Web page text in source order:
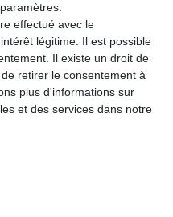
Dans le panier
1 2
effectué avec le
légitime. Il est possible
Il existe un droit de
retirer le consentement à
plus d'informations sur
et des services dans notre